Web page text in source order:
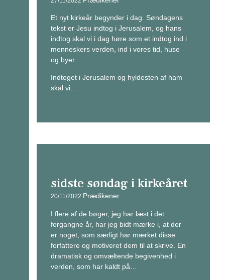
Et nyt kirkeår begynder i dag. Søndagens
tekst er Jesu indtog i Jerusalem, og hans
indtog skal vi i dag høre som et indtog ind i
menneskers verden, ind i vores tid, huse
og byer.
Indtoget i Jerusalem og hyldesten af ham
skal vi…
sidste søndag i kirkeåret
20/11/2022 Prædikener
I flere af de bøger, jeg har læst i det
forgangne år, har jeg bidt mærke i, at der
er noget, som særligt har mærket disse
forfattere og motiveret dem til at skrive. En
dramatisk og omvæltende begivenhed i
verden, som har kaldt på…